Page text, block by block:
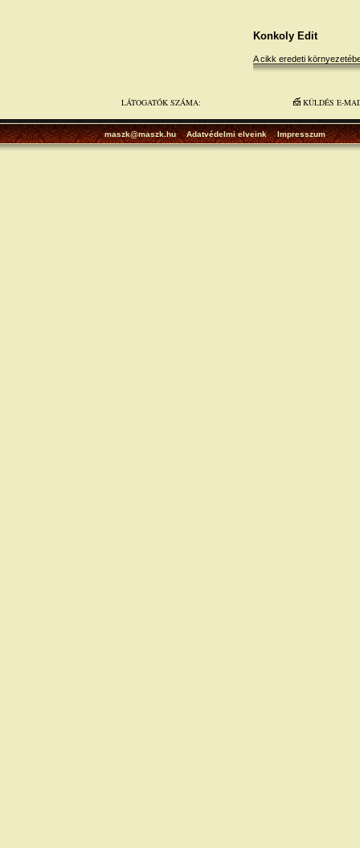
Konkoly Edit
A cikk eredeti
LÁTOGATÓK SZÁMA: KÜLDÉS E-
maszk@maszk.hu Adatvédelmi elveink Impresszum